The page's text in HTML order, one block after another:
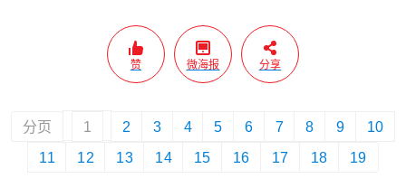
赞 微海报 分享
分页 1 2 3 4 5 6 7 8 9
10
11
12 13 14 15 16 17 18 19